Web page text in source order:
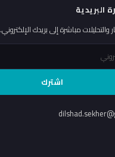
البريدية
مباشرة إلى بريدك الإلكتروني.
اشترك